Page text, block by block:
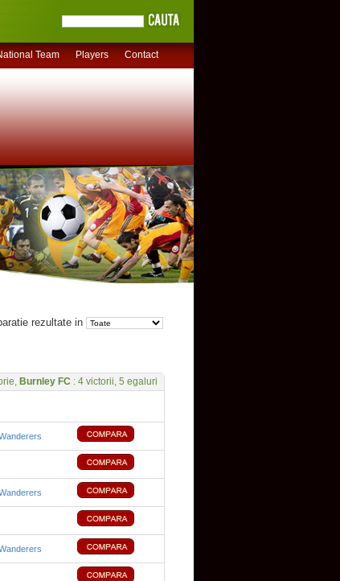
Team Players Contact
rezultate in
Burnley FC : 4 victorii, 5 egaluri